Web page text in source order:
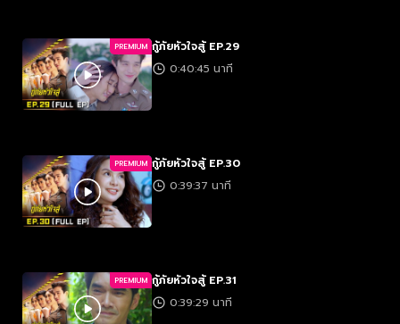
PREMIUM กู้ภัยหัวใจสู้ EP.29
0:40:45 นาที
PREMIUM กู้ภัยหัวใจสู้ EP.30
0:39:37 นาที
PREMIUM กู้ภัยหัวใจสู้ EP.31
0:39:29 นาที